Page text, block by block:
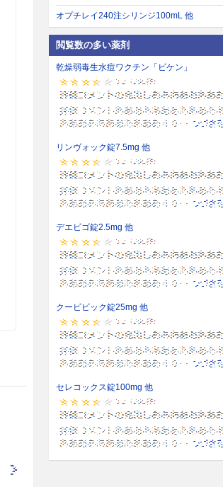
オプチレイ240注シリンジ100mL 他
閲覧数の多い薬剤
乾燥弱毒生水痘ワクチン「ビケン」
リンヴォック錠7.5mg 他
デエビゴ錠2.5mg 他
クービビック錠25mg 他
セレコックス錠100mg 他